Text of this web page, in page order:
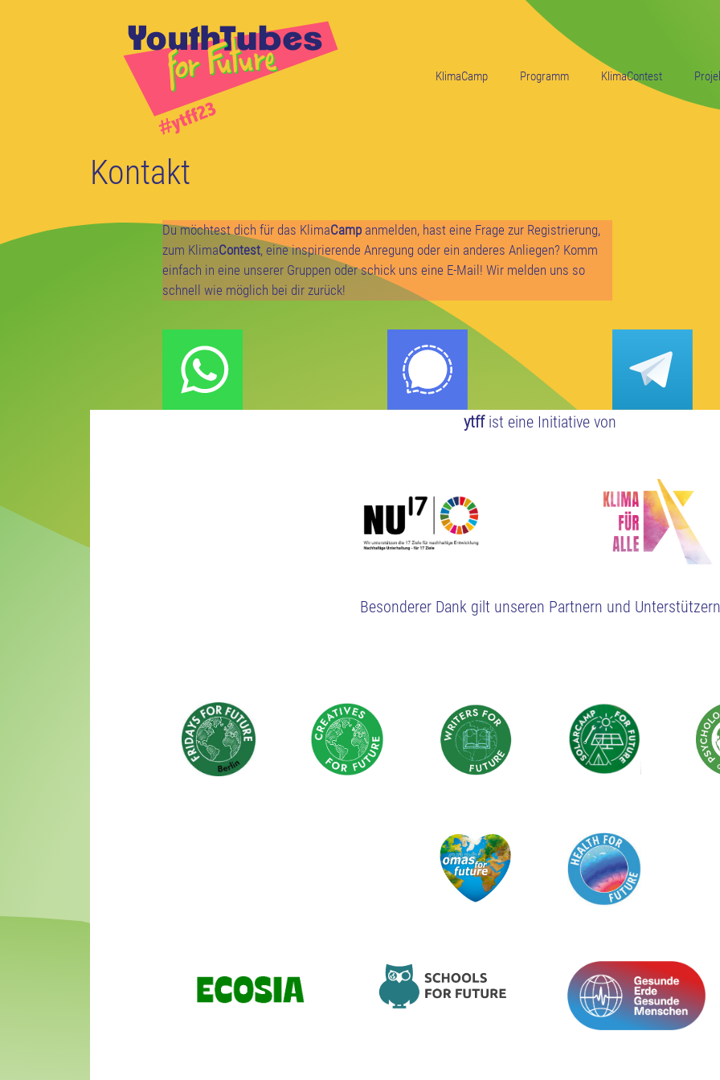
KlimaCamp Programm KlimaContest
Kontakt
Du möchtest dich für das KlimaCampanmelden, hast eine Frage zur Registrierung,
zum KlimaContest, eine inspirierende Anregung oder ein anderes Anliegen? Komm
einfach in eine unserer Gruppen oder schick uns eine E-Mail! Wir melden uns so
schnell wie möglich bei dir zurück!
ytffist eine Initiative von
Besonderer Dank gilt unseren Partnern und Unterstützern